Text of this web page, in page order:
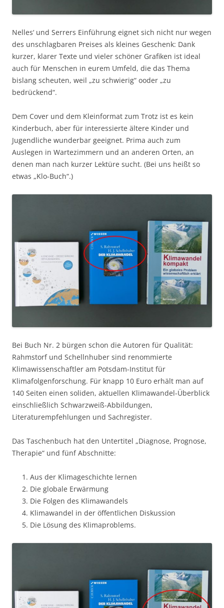
Nelles‘ und Serrers Einführung eignet sich nicht nur wegen
des unschlagbaren Preises als kleines Geschenk: Dank
kurzer, klarer Texte und vieler schöner Grafiken ist ideal
auch für Menschen in eurem Umfeld, die das Thema
bislang scheuten, weil „zu schwierig“ ooder „zu
bedrückend“.
Dem Cover und dem Kleinformat zum Trotz ist es kein
Kinderbuch, aber für interessierte ältere Kinder und
Jugendliche wunderbar geeignet. Prima auch zum
Auslegen in Wartezimmern und an anderen Orten, an
denen man nach kurzer Lektüre sucht. (Bei uns heißt so
etwas „Klo-Buch“.)
Bei Buch Nr. 2 bürgen schon die Autoren für Qualität:
Rahmstorf und Schellnhuber sind renommierte
Klimawissenschaftler am Potsdam-Institut für
Klimafolgenforschung. Für knapp 10 Euro erhält man auf
140 Seiten einen soliden, aktuellen Klimawandel-Überblick
einschließlich Schwarzweiß-Abbildungen,
Literaturempfehlungen und Sachregister.
Das Taschenbuch hat den Untertitel „Diagnose, Prognose,
Therapie“ und fünf Abschnitte:
Aus der Klimageschichte lernen
Die globale Erwärmung
Die Folgen des Klimawandels
Klimawandel in der öffentlichen Diskussion
Die Lösung des Klimaproblems.